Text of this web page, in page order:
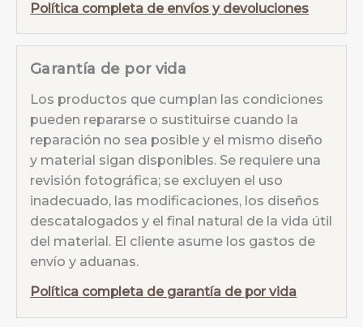
Política completa de envíos y devoluciones
Garantía de por vida
Los productos que cumplan las condiciones
pueden repararse o sustituirse cuando la
reparación no sea posible y el mismo diseño
y material sigan disponibles. Se requiere una
revisión fotográfica; se excluyen el uso
inadecuado, las modificaciones, los diseños
descatalogados y el final natural de la vida útil
del material. El cliente asume los gastos de
envío y aduanas.
Política completa de garantía de por vida